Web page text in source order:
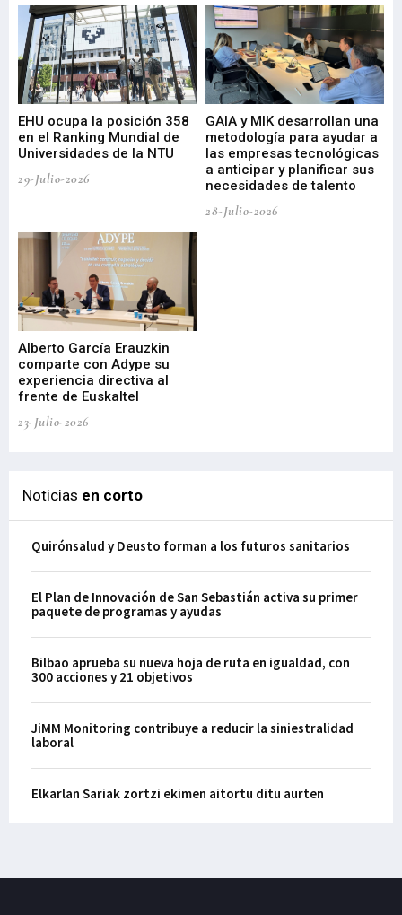
EHU ocupa la posición 358
en el Ranking Mundial de
Universidades de la NTU
29-Julio-2026
GAIA y MIK desarrollan una
metodología para ayudar a
las empresas tecnológicas
a anticipar y planificar sus
necesidades de talento
28-Julio-2026
Alberto García Erauzkin
comparte con Adype su
experiencia directiva al
frente de Euskaltel
23-Julio-2026
Noticias en corto
Quirónsalud y Deusto forman a los futuros sanitarios
El Plan de Innovación de San Sebastián activa su primer
paquete de programas y ayudas
Bilbao aprueba su nueva hoja de ruta en igualdad, con
300 acciones y 21 objetivos
JiMM Monitoring contribuye a reducir la siniestralidad
laboral
Elkarlan Sariak zortzi ekimen aitortu ditu aurten